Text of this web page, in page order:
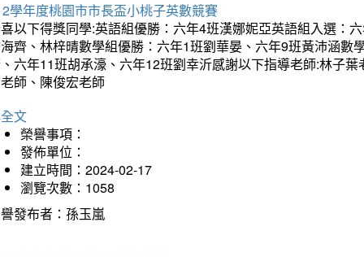
學年度桃園市市長盃小桃子英數競賽
以下得獎同學:英語組優勝：六年4班漢娜妮亞英語組入選：
齊、林梓晴數學組優勝：六年1班劉華晏、六年9班黃沛涵
六年11班胡承濠、六年12班劉幸沂感謝以下指導老師:林子
師、陳俊宏老師
文
榮譽事項：
發佈單位：
建立時間：2024-02-17
瀏覽次數：1058
發布者：孫玉嵐